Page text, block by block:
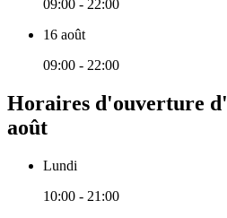
09:00 - 22:00
16 août
09:00 - 22:00
Horaires d'ouverture
août
Lundi
10:00 - 21:00